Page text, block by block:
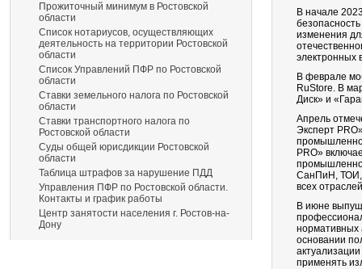
Прожиточный минимум в Ростовской
области
Список нотариусов, осуществляющих
деятельность на территории Ростовской
области
Список Управлений ПФР по Ростовской
области
Ставки земельного налога по Ростовской
области
Ставки транспортного налога по
Ростовской области
Суды общей юрисдикции Ростовской
области
Таблица штрафов за нарушение ПДД
Управления ПФР по Ростовской области.
Контакты и график работы
Центр занятости населения г. Ростов-на-
Дону
В начале
изменения
электронных
В феврале
RuStore. В
Диск» и
Апрель
Эксперт
PRO»
СанПиН, ТОИ,
всех
В июне
нормативных
основании
применять